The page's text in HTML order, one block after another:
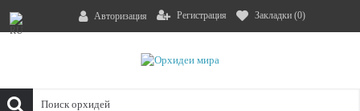
Авторизация Регистрация Закладки (0)